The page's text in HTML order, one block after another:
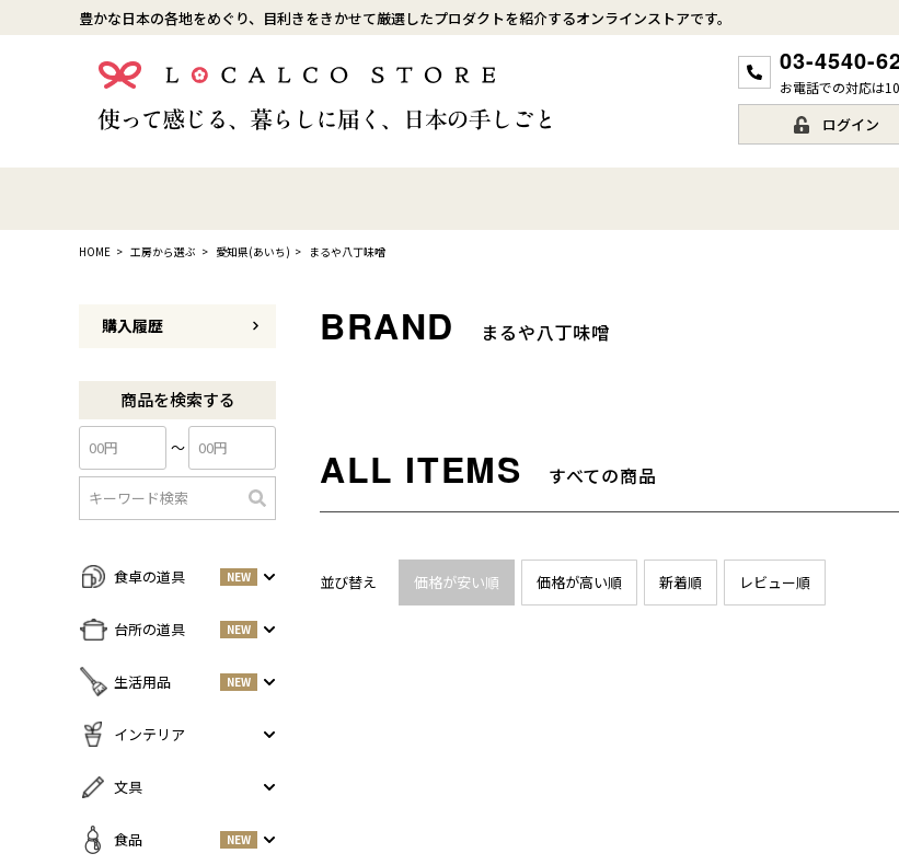
豊かな日本の各地をめぐり、目利きをきかせて厳選したプロダクトを紹介するオンラインストアです。
03-4540-
お電話での対応は
ログイン
HOME 工房から選ぶ 愛知県(あいち) まるや八丁味噌
購入履歴
商品を検索する
〜
検
食卓の道具 NEW
すべての商品をみる
丼・小鉢
グラス・タンブラー
NEW
トレイ・コースター・鍋しき
台所の道具 NEW
すべての商品をみる
鍋・フライパン
NEW
調理器具
保存容器
生活用品 NEW
すべての商品をみる
美容ケア
NEW
インテリア
すべての商品をみる
香・ろうそく
文具
すべての商品をみる
食品 NEW
まるや八丁味噌
すべての商品
並び替え 価格が安い順 価格が高い順 新着順 レビュー順